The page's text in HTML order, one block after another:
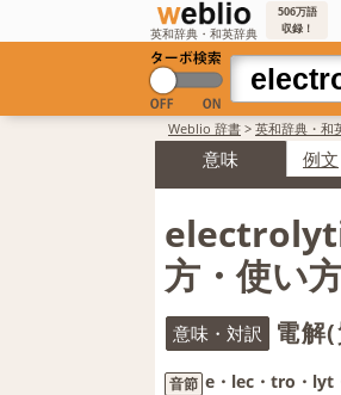
英和辞典・和英辞典
506万語
収録！
Weblio 辞書 > 英和辞典・和
意味 例文
方・使い
意味・対訳 電解
音節 e・lec・tro・lyt